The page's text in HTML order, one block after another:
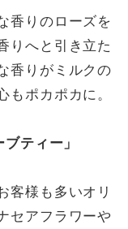
香りのローズを
りへと引き立た
香りがミルクの
もポカポカに。
ティー」
客様も多いオリ
セアフラワーや